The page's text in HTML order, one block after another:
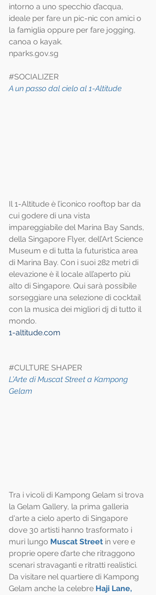
intorno a uno specchio d’acqua,
ideale per fare un pic-nic con amici o
la famiglia oppure per fare jogging,
canoa o kayak.
nparks.gov.sg
#SOCIALIZER
A un passo dal cielo al 1-Altitude
Il 1-Altitude è l’iconico rooftop bar da
cui godere di una vista
impareggiabile del Marina Bay Sands,
della Singapore Flyer, dell’Art Science
Museum e di tutta la futuristica area
di Marina Bay. Con i suoi 282 metri di
elevazione è il locale all’aperto più
alto di Singapore. Qui sarà possibile
sorseggiare una selezione di cocktail
con la musica dei migliori dj di tutto il
mondo.
1-altitude.com
#CULTURE SHAPER
L’Arte di Muscat Street a Kampong
Gelam
Tra i vicoli di Kampong Gelam si trova
la Gelam Gallery, la prima galleria
d'arte a cielo aperto di Singapore
dove 30 artisti hanno trasformato i
muri lungo Muscat Street in vere e
proprie opere d’arte che ritraggono
scenari stravaganti e ritratti realistici.
Da visitare nel quartiere di Kampong
Gelam anche la celebre Haji Lane,